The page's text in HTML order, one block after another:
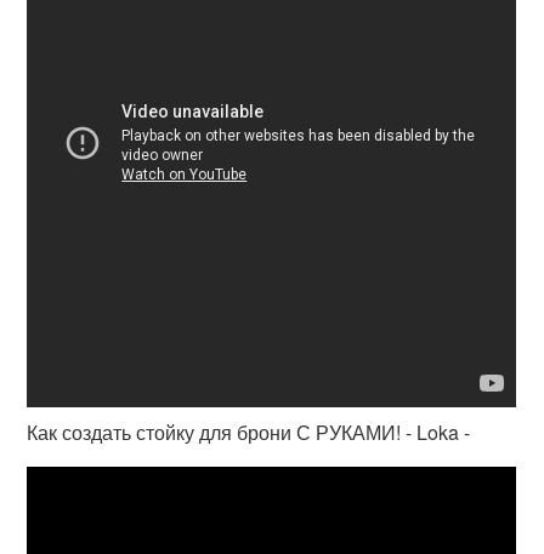
Как создать стойку для брони С РУКАМИ! - Loka -